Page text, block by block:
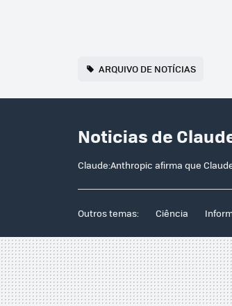
ARQUIVO DE NOTÍCIAS
Noticias de
Claude:Anthropic afirma que
Outros temas: Ciência